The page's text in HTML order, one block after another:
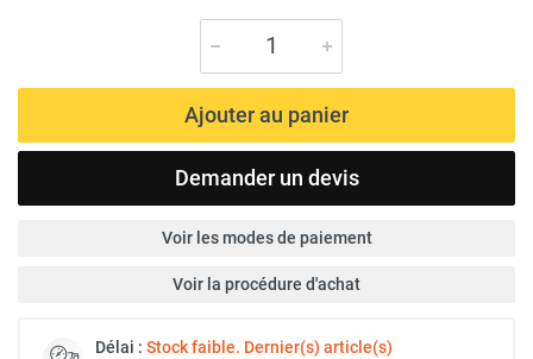
Ajouter au panier
Demander un devis
Voir les modes de paiement
Voir la procédure d'achat
Délai : Stock faible. Dernier(s) article(s)